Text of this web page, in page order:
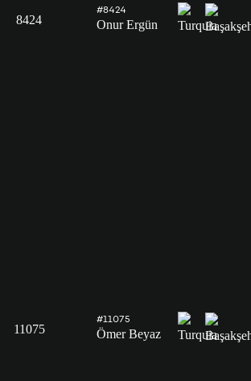
8424
#8424
Onur Ergün
11075
#11075
Ömer Beyaz